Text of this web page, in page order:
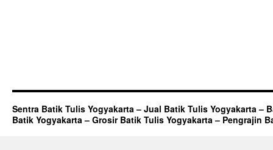
Sentra Batik Tulis Yogyakarta – Jual Batik Tulis Yogyakarta –
Batik Yogyakarta – Grosir Batik Tulis Yogyakarta – Pengrajin